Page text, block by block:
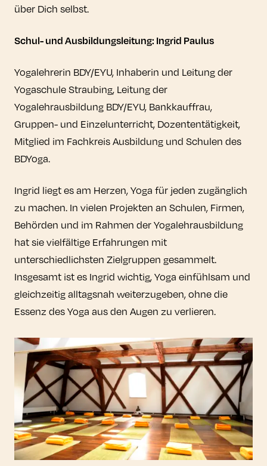
über Dich selbst.
Schul- und Ausbildungsleitung: Ingrid Paulus
Yogalehrerin BDY/EYU, Inhaberin und Leitung der
Yogaschule Straubing, Leitung der
Yogalehrausbildung BDY/EYU, Bankkauffrau,
Gruppen- und Einzelunterricht, Dozententätigkeit,
Mitglied im Fachkreis Ausbildung und Schulen des
BDYoga.
Ingrid liegt es am Herzen, Yoga für jeden zugänglich
zu machen. In vielen Projekten an Schulen, Firmen,
Behörden und im Rahmen der Yogalehrausbildung
hat sie vielfältige Erfahrungen mit
unterschiedlichsten Zielgruppen gesammelt.
Insgesamt ist es Ingrid wichtig, Yoga einfühlsam und
gleichzeitig alltagsnah weiterzugeben, ohne die
Essenz des Yoga aus den Augen zu verlieren.